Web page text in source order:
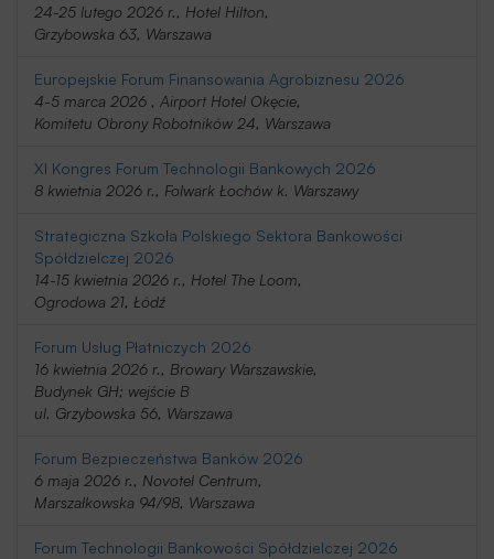
24-25 lutego 2026 r., Hotel Hilton,
Grzybowska 63, Warszawa
Europejskie Forum Finansowania Agrobiznesu 2026
4-5 marca 2026 , Airport Hotel Okęcie,
Komitetu Obrony Robotników 24, Warszawa
XI Kongres Forum Technologii Bankowych 2026
8 kwietnia 2026 r., Folwark Łochów k. Warszawy
Strategiczna Szkoła Polskiego Sektora Bankowości
Spółdzielczej 2026
14-15 kwietnia 2026 r., Hotel The Loom,
Ogrodowa 21, Łódź
Forum Usług Płatniczych 2026
16 kwietnia 2026 r., Browary Warszawskie,
Budynek GH; wejście B
ul. Grzybowska 56, Warszawa
Forum Bezpieczeństwa Banków 2026
6 maja 2026 r., Novotel Centrum,
Marszałkowska 94/98, Warszawa
Forum Technologii Bankowości Spółdzielczej 2026